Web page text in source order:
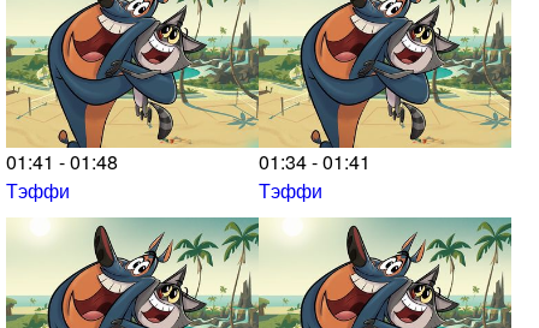
01:41 - 01:48
Тэффи
01:34 - 01:41
Тэффи